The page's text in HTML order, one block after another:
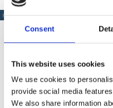
Consent
This website uses cookies
We use cookies to
provide social media
We also share information
PRODUSE SIMILARE